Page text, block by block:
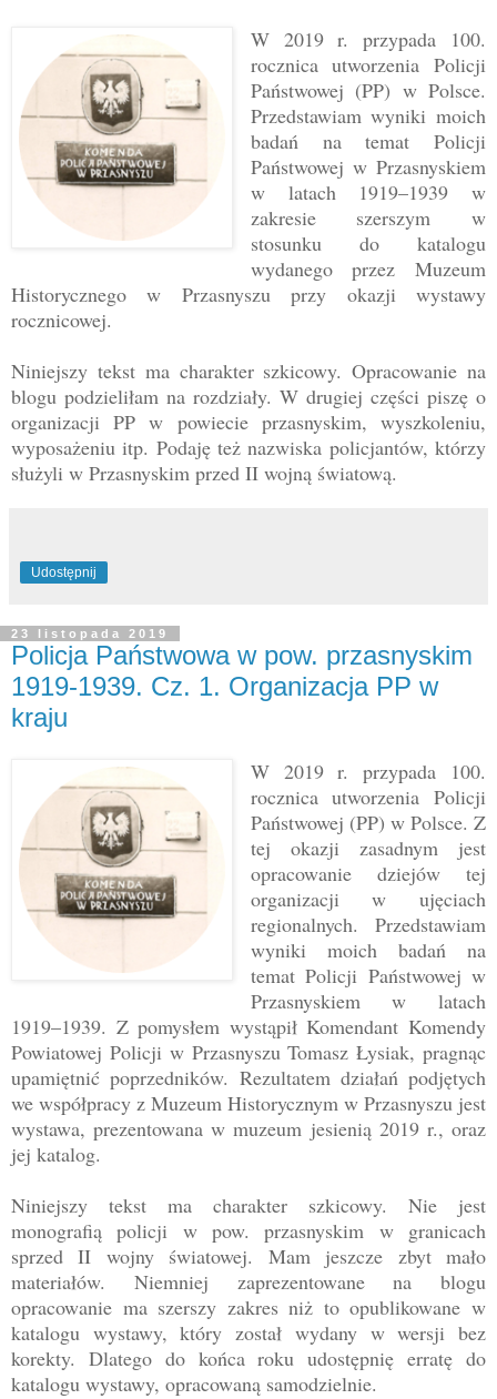
W 2019 r. przypada 100.
rocznica utworzenia Policji
Państwowej (PP) w Polsce.
Przedstawiam wyniki moich
badań na temat Policji
Państwowej w Przasnyskiem
w latach 1919–1939 w
zakresie szerszym w
stosunku do katalogu
wydanego przez Muzeum
Historycznego w Przasnyszu przy okazji wystawy
rocznicowej.
Niniejszy tekst ma charakter szkicowy. Opracowanie na
blogu podzieliłam na rozdziały. W drugiej części piszę o
organizacji PP w powiecie przasnyskim, wyszkoleniu,
wyposażeniu itp. Podaję też nazwiska policjantów, którzy
służyli w Przasnyskim przed II wojną światową.
Udostępnij
23 listopada 2019
Policja Państwowa w pow. przasnyskim
1919-1939. Cz. 1. Organizacja PP w
kraju
W 2019 r. przypada 100.
rocznica utworzenia Policji
Państwowej (PP) w Polsce. Z
tej okazji zasadnym jest
opracowanie dziejów tej
organizacji w ujęciach
regionalnych. Przedstawiam
wyniki moich badań na
temat Policji Państwowej w
Przasnyskiem w latach
1919–1939. Z pomysłem wystąpił Komendant Komendy
Powiatowej Policji w Przasnyszu Tomasz Łysiak, pragnąc
upamiętnić poprzedników. Rezultatem działań podjętych
we współpracy z Muzeum Historycznym w Przasnyszu jest
wystawa, prezentowana w muzeum jesienią 2019 r., oraz
jej katalog.
Niniejszy tekst ma charakter szkicowy. Nie jest
monografią policji w pow. przasnyskim w granicach
sprzed II wojny światowej. Mam jeszcze zbyt mało
materiałów. Niemniej zaprezentowane na blogu
opracowanie ma szerszy zakres niż to opublikowane w
katalogu wystawy, który został wydany w wersji bez
korekty. Dlatego do końca roku udostępnię erratę do
katalogu wystawy, opracowaną samodzielnie.